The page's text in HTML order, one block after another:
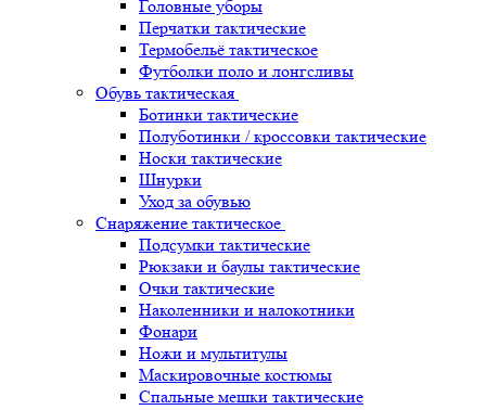
Головные уборы
Перчатки тактические
Термобельё тактическое
Футболки поло и лонгсливы
Обувь тактическая
Ботинки тактические
Полуботинки / кроссовки тактические
Носки тактические
Шнурки
Уход за обувью
Снаряжение тактическое
Подсумки тактические
Рюкзаки и баулы тактические
Очки тактические
Наколенники и налокотники
Фонари
Ножи и мультитулы
Маскировочные костюмы
Спальные мешки тактические